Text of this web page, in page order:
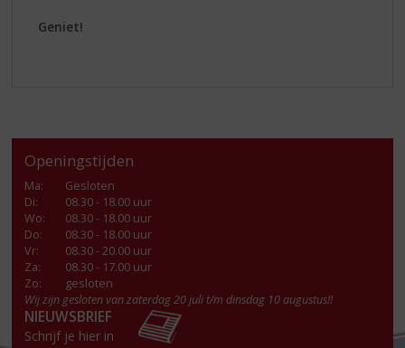
Geniet!
Openingstijden
Ma:
Gesloten
Di:
08.30 - 18.00 uur
Wo:
08.30 - 18.00 uur
Do:
08.30 - 18.00 uur
Vr:
08.30 - 20.00 uur
Za:
08.30 - 17.00 uur
Zo:
gesloten
Wij zijn gesloten van zaterdag 20 juli t/m dinsdag 10 augustus!!
NIEUWSBRIEF
Schrijf je hier in